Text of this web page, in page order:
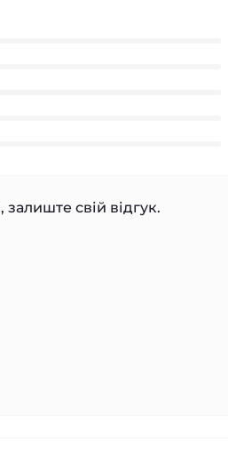
свій відгук.